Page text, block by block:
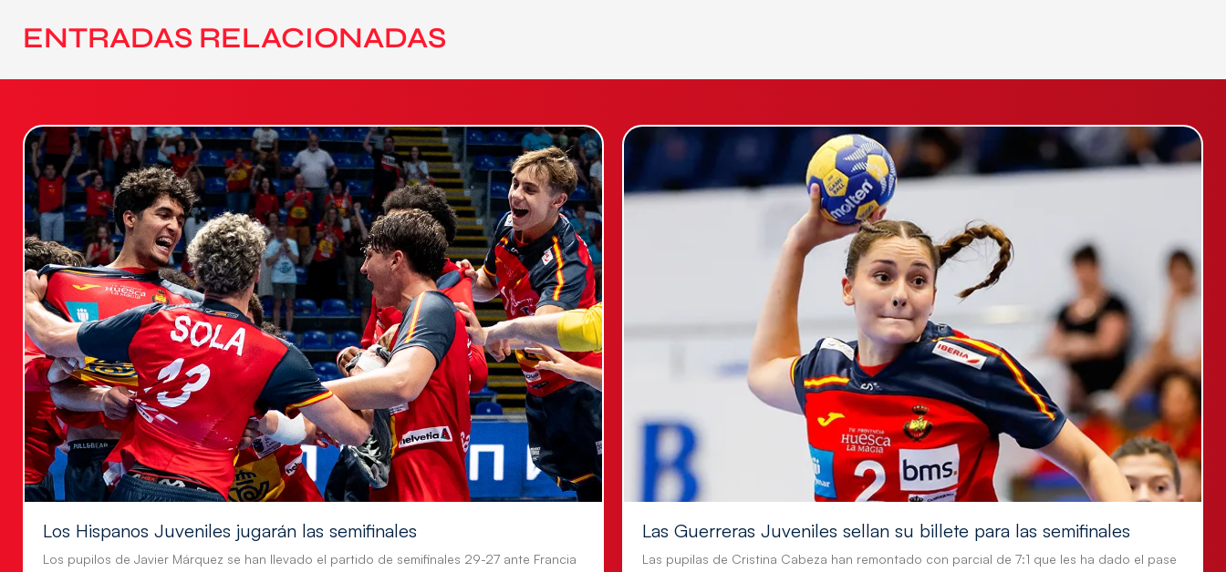
ENTRADAS RELACIONADAS
Los Hispanos Juveniles jugarán las semifinales
Los pupilos de Javier Márquez se han llevado el partido de semifinales 29-27 ante Francia
Las Guerreras Juveniles sellan su billete para las semifinales
Las pupilas de Cristina Cabeza han remontado con parcial de 7:1 que les ha dado el pase